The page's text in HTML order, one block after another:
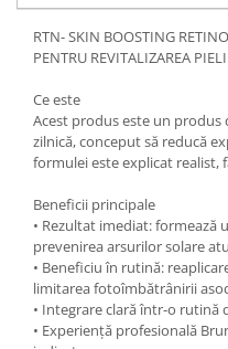
RTN- SKIN BOOSTING
PENTRU REVITALIZAREA
Ce este
Acest produs este un
zilnică, conceput să reducă
formulei este explicat realist,
Beneficii principale
• Rezultat imediat:
prevenirea arsurilor solare
• Beneficiu în rutină:
limitarea fotoîmbătrânirii
• Integrare clară într-o rutină
• Experiență profesională